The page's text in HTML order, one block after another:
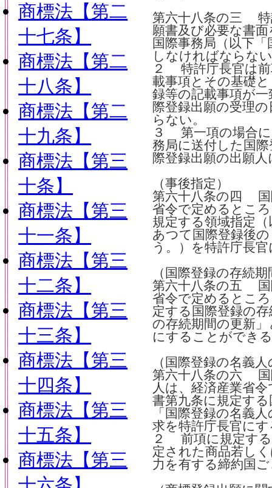
第六十八条の三 特
願書及び必要な書
国際事務局（以下
しなければならな
２ 特許庁長官は前
載事項とその基礎
録等の記載事項が
際登録出願の受理
らない。
３ 第一項の場合に
務局に送付した国
際登録出願の出願
（事後指定）
第六十八条の四 国
省令で定めるとこ
規定する領域指定
あつて国際登録後
う。）を特許庁長
（国際登録の存続
第六十八条の五 国
省令で定めるとこ
定する国際登録の
の存続期間の更新
にすることができ
（国際登録の名義
第六十八条の六 国
人は、経済産業省
書第九条に規定す
「国際登録の名義
求を特許庁長官に
２ 前項に規定する
定された商品若し
力を有する締約国
商標法【第二
十七条】
商標法【第二
十八条】
商標法【第二
十九条】
商標法【第三
十条】
商標法【第三
十一条】
商標法【第三
十二条】
商標法【第三
十三条】
商標法【第三
十四条】
商標法【第三
十五条】
商標法【第三